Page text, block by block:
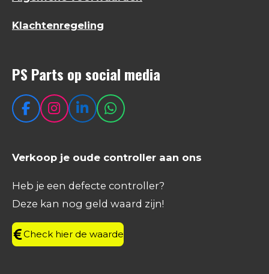
Klachtenregeling
PS Parts op social media
F
a
e
o
o
k
I
n
t
a
r
a
m
L
i
k
d
I
n
W
h
t
p
p
Verkoop je oude controller aan ons
Heb je een defecte controller?
Deze kan nog geld waard zijn!
Check hier de waarde